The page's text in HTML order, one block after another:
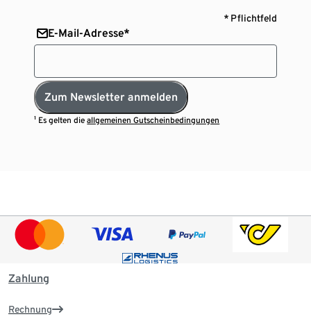
* Pflichtfeld
E-Mail-Adresse*
Zum Newsletter anmelden
¹ Es gelten dieallgemeinen Gutscheinbedingungen
Zahlung
Rechnung